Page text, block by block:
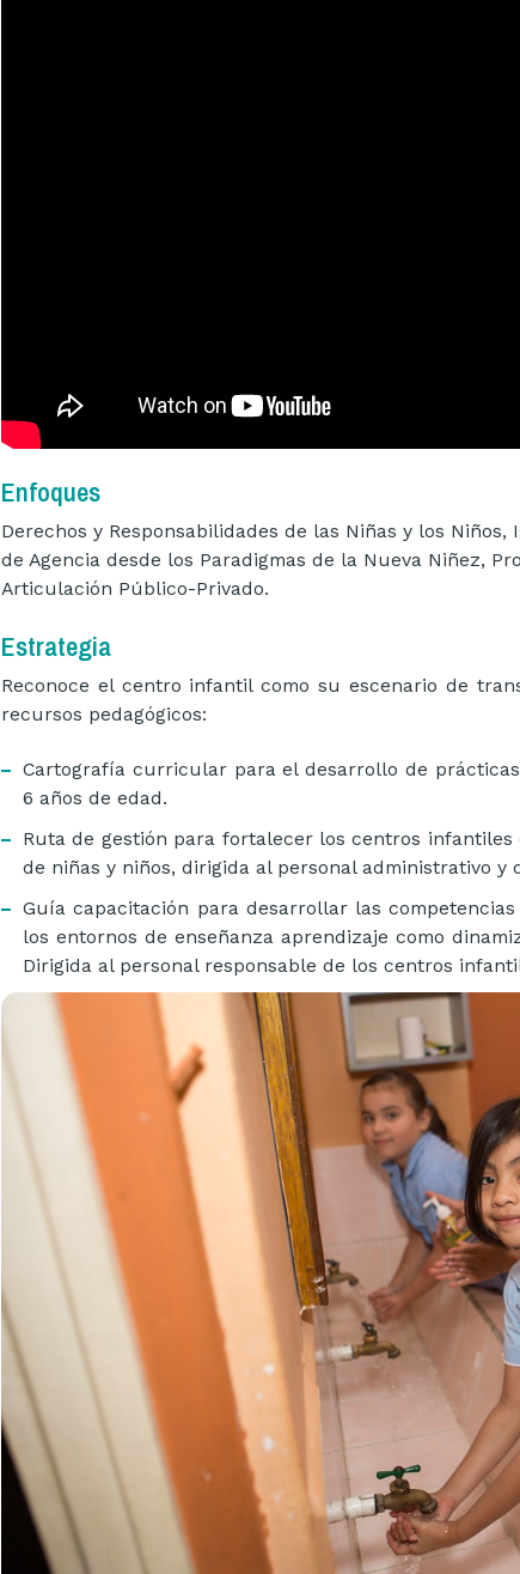
Enfoques
Derechos y Responsabilidades de las Niñas y los
de Agencia desde los Paradigmas de la Nueva Niñez,
Articulación Público-Privado.
Estrategia
Reconoce el centro infantil como su escenario de
recursos pedagógicos:
Cartografía curricular para el desarrollo de
6 años de edad.
Ruta de gestión para fortalecer los centros
de niñas y niños, dirigida al personal administrativo y
Guía capacitación para desarrollar las
los entornos de enseñanza aprendizaje como
Dirigida al personal responsable de los centros